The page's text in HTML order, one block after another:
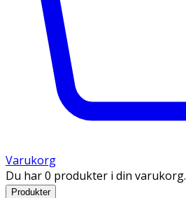
Varukorg
Du har 0 produkter i din varukorg.
Produkter